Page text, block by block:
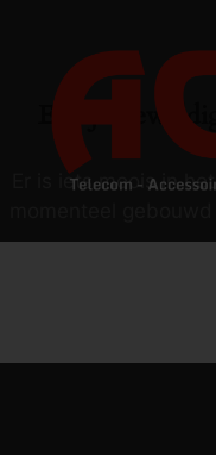
Er zijn
Er is iets moois in
momenteel